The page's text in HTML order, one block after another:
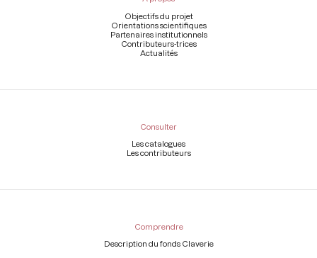
Objectifs du projet
Orientations scientifiques
Partenaires institutionnels
Contributeurs-trices
Actualités
Consulter
Les catalogues
Les contributeurs
Comprendre
Description du fonds Claverie